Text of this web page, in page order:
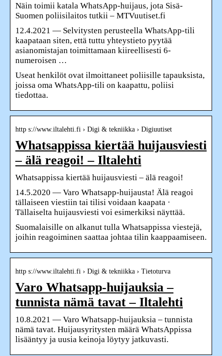
Näin toimii katala WhatsApp-huijaus, jota Sisä-
Suomen poliisilaitos tutkii – MTVuutiset.fi
12.4.2021 — Selvitysten perusteella WhatsApp-tili
kaapataan siten, että tuttu yhteystieto pyytää
asianomistajan toimittamaan kiireellisesti 6-
numeroisen …
Useat henkilöt ovat ilmoittaneet poliisille tapauksista,
joissa oma WhatsApp-tili on kaapattu, poliisi
tiedottaa.
http s://www.iltalehti.fi › Digi & tekniikka › Digiuutiset
Whatsappissa kiertää huijausviesti
– älä reagoi! – Iltalehti
Whatsappissa kiertää huijausviesti – älä reagoi!
14.5.2020 — Varo Whatsapp-huijausta! Älä reagoi
tällaiseen viestiin tai tilisi voidaan kaapata ·
Tällaiselta huijausviesti voi esimerkiksi näyttää.
Suomalaisille on alkanut tulla Whatsappissa viestejä,
joihin reagoiminen saattaa johtaa tilin kaappaamiseen.
http s://www.iltalehti.fi › Digi & tekniikka › Tietoturva
Varo Whatsapp-huijauksia –
tunnista nämä tavat – Iltalehti
10.8.2021 — Varo Whatsapp-huijauksia – tunnista
nämä tavat. Huijausyritysten määrä WhatsAppissa
lisääntyy ja uusia keinoja löytyy jatkuvasti.